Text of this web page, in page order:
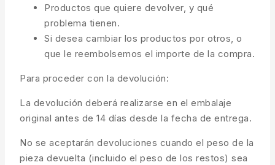
Productos que quiere devolver, y qué
problema tienen.
Si desea cambiar los productos por otros, o
que le reembolsemos el importe de la compra.
Para proceder con la devolución:
La devolución deberá realizarse en el embalaje
original antes de 14 días desde la fecha de entrega.
No se aceptarán devoluciones cuando el peso de la
pieza devuelta (incluido el peso de los restos) sea